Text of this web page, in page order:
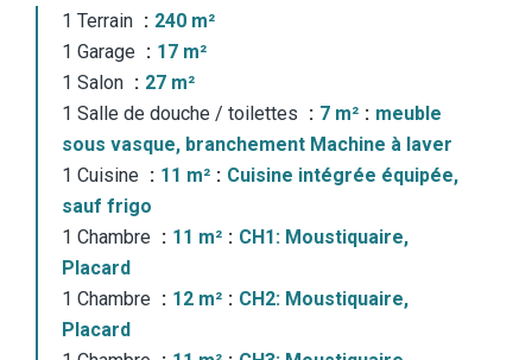
1 Terrain
240 m²
1 Garage
17 m²
1 Salon
27 m²
1 Salle de douche / toilettes
7 m²
meuble
sous vasque, branchement Machine à laver
1 Cuisine
11 m²
Cuisine intégrée équipée,
sauf frigo
1 Chambre
11 m²
CH1: Moustiquaire,
Placard
1 Chambre
12 m²
CH2: Moustiquaire,
Placard